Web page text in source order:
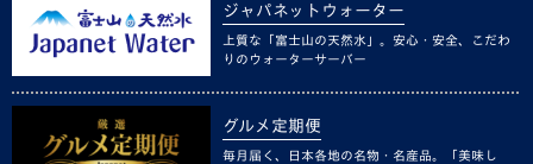
ジャパネットウォーター
上質な「富士山の天然水」。安心・安全、こだわ
りのウォーターサーバー
グルメ定期便
毎月届く、日本各地の名物・名産品。「美味し